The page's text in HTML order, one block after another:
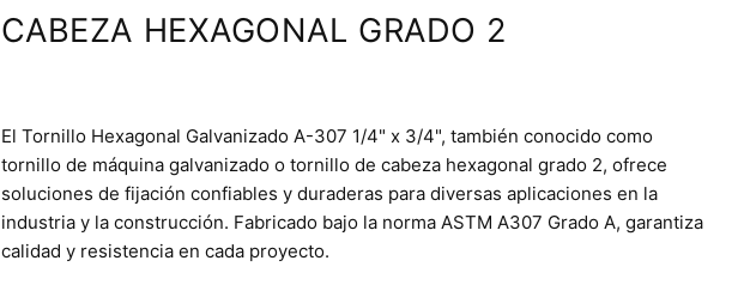
CABEZA HEXAGONAL GRADO 2
El Tornillo Hexagonal Galvanizado A-307 1/4" x 3/4", también conocido como
tornillo de máquina galvanizado o tornillo de cabeza hexagonal grado 2, ofrece
soluciones de fijación confiables y duraderas para diversas aplicaciones en la
industria y la construcción. Fabricado bajo la norma ASTM A307 Grado A, garantiza
calidad y resistencia en cada proyecto.